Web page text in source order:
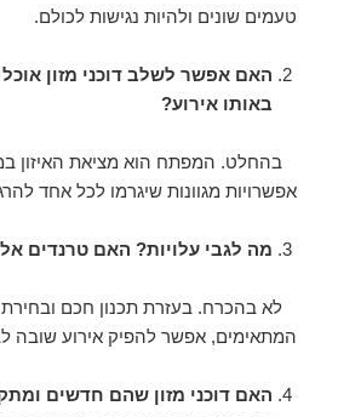
טעמים שונים ולהיות נגישות לכולם.
האם אפשר לשלב דוכני מזון
באותו אירוע?
בהחלט. המפתח הוא מציאת האיזון
אפשרויות מגוונות שיגרמו לכל אחד
מה לגבי עלויות? האם טרנדים
לא בהכרח. בעזרת תכנון חכם ובחירת
המתאימים, אפשר להפיק אירוע שובה
האם דוכני מזון שהם חדשים